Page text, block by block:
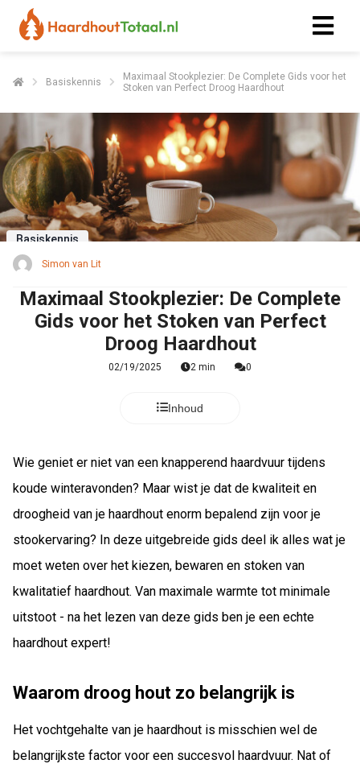
Basiskennis
Maximaal Stookplezier: De Complete Gids voor het
Stoken van Perfect Droog Haardhout
Basiskennis
Simon van Lit
Maximaal Stookplezier: De Complete
Gids voor het Stoken van Perfect
Droog Haardhout
02/19/2025 2 min 0
Inhoud
Wie geniet er niet van een knapperend haardvuur tijdens
koude winteravonden? Maar wist je dat de kwaliteit en
droogheid van je haardhout enorm bepalend zijn voor je
stookervaring? In deze uitgebreide gids deel ik alles wat je
moet weten over het kiezen, bewaren en stoken van
kwalitatief haardhout. Van maximale warmte tot minimale
uitstoot - na het lezen van deze gids ben je een echte
haardhout expert!
Waarom droog hout zo belangrijk is
Het vochtgehalte van je haardhout is misschien wel de
belangrijkste factor voor een succesvol haardvuur. Nat of